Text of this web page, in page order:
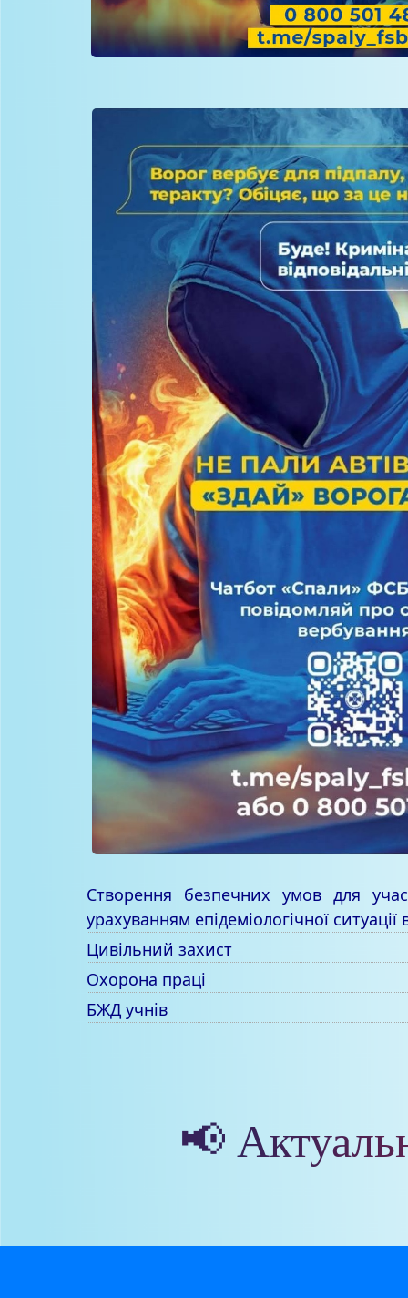
Створення безпечних умов для
урахуванням епідеміологічної ситуації
Цивільний захист
Охорона праці
БЖД учнів
📢